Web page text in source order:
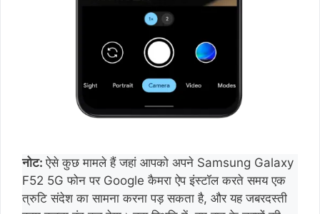
नोट:ऐसे कुछ मामले हैं जहां आपको अपने Samsung Galaxy
F52 5G फोन पर Google कैमरा ऐप इंस्टॉल करते समय एक
त्रुटि संदेश का सामना करना पड़ सकता है, और यह जबरदस्ती